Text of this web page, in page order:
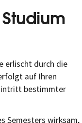
erlischt durch die
auf Ihren
bestimmter
Semesters wirksam,